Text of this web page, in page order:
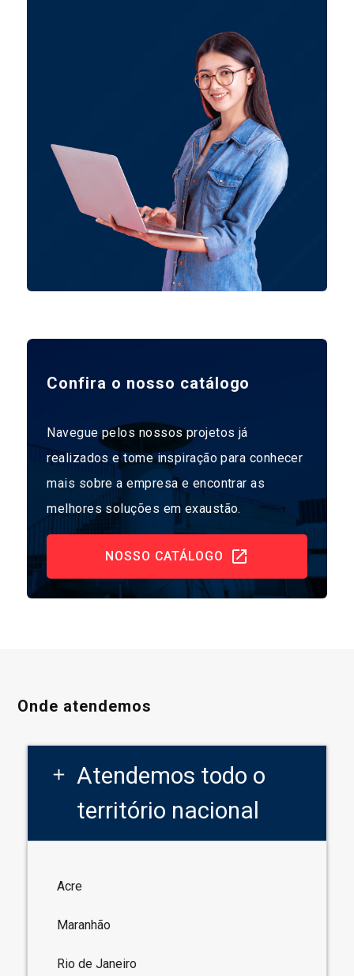
Confira o nosso catálogo
Navegue pelos nossos projetos já
realizados e tome inspiração para conhecer
mais sobre a empresa e encontrar as
melhores soluções em exaustão.
NOSSO CATÁLOGO
Onde atendemos
add
Atendemos todo o
território nacional
Acre
Maranhão
Rio de Janeiro